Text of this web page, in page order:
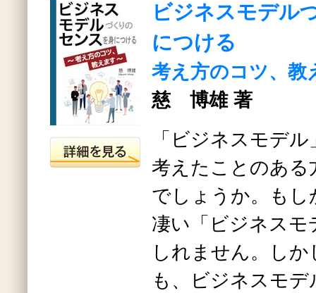
ビジネスモデル
につける
考え方のコツ、教
慈 博雄 著
「ビジネスモデ
考えたことのあ
でしょうか。も
凄い「ビジネス
しれません。し
も、ビジネスモ